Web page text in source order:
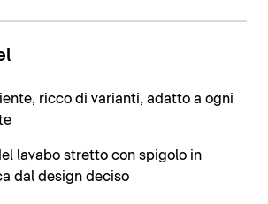
ricco di varianti, adatto a ogni
lavabo stretto con spigolo in
dal design deciso